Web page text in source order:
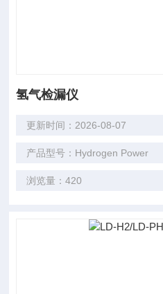
氢气检漏仪
更新时间：2026-08-07
产品型号：Hydrogen Power
浏览量：420